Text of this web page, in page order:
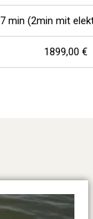
7 min (2min mit
1899,00 €